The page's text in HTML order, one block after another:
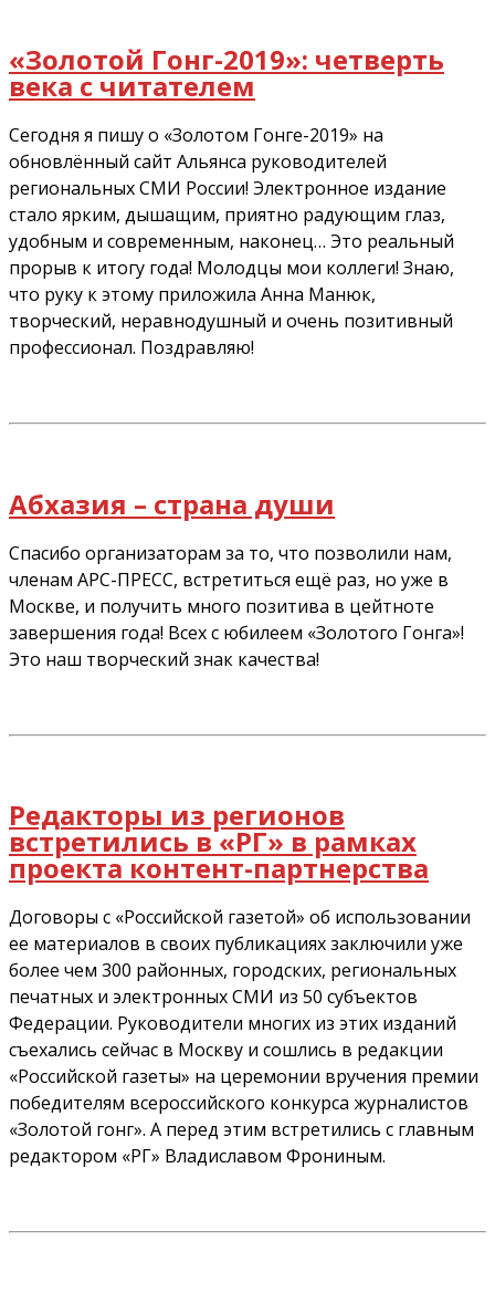
«Золотой Гонг-2019»: четверть
века с читателем
Сегодня я пишу о «Золотом Гонге-2019» на
обновлённый сайт Альянса руководителей
региональных СМИ России! Электронное издание
стало ярким, дышащим, приятно радующим глаз,
удобным и современным, наконец… Это реальный
прорыв к итогу года! Молодцы мои коллеги! Знаю,
что руку к этому приложила Анна Манюк,
творческий, неравнодушный и очень позитивный
профессионал. Поздравляю!
Абхазия – страна души
Спасибо организаторам за то, что позволили нам,
членам АРС-ПРЕСС, встретиться ещё раз, но уже в
Москве, и получить много позитива в цейтноте
завершения года! Всех с юбилеем «Золотого Гонга»!
Это наш творческий знак качества!
Редакторы из регионов
встретились в «РГ» в рамках
проекта контент-партнерства
Договоры с «Российской газетой» об использовании
ее материалов в своих публикациях заключили уже
более чем 300 районных, городских, региональных
печатных и электронных СМИ из 50 субъектов
Федерации. Руководители многих из этих изданий
съехались сейчас в Москву и сошлись в редакции
«Российской газеты» на церемонии вручения премии
победителям всероссийского конкурса журналистов
«Золотой гонг». А перед этим встретились с главным
редактором «РГ» Владиславом Фрониным.